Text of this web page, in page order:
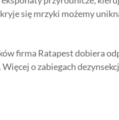
się mrzyki możemy
firma Ratapest dobiera
o zabiegach